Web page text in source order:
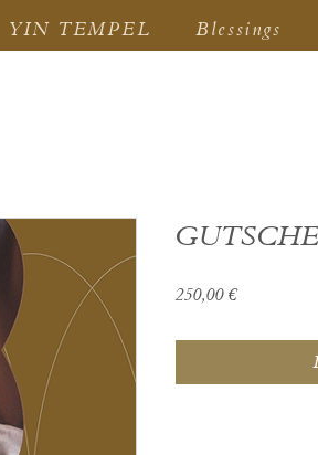
YIN TEMPEL Blessings
250,00 €Preis